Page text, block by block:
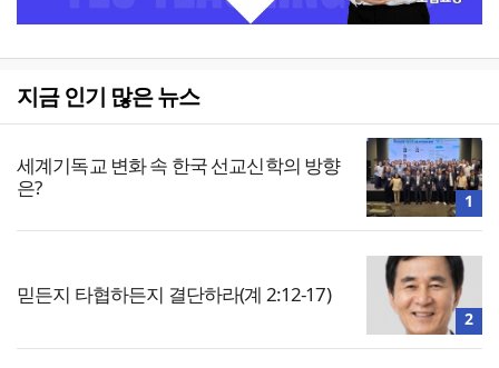
지금 인기 많은 뉴스
세계기독교 변화 속 한국 선교신학의 방향
은?
1
믿든지 타협하든지 결단하라(계 2:12-17)
2